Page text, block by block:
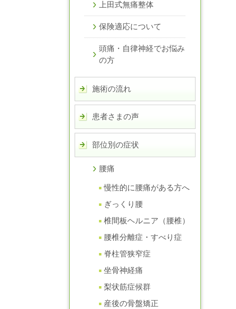
上田式無痛整体
保険適応について
頭痛・自律神経でお悩み
の方
施術の流れ
患者さまの声
部位別の症状
腰痛
慢性的に腰痛がある方へ
ぎっくり腰
椎間板ヘルニア（腰椎）
腰椎分離症・すべり症
脊柱管狭窄症
坐骨神経痛
梨状筋症候群
産後の骨盤矯正